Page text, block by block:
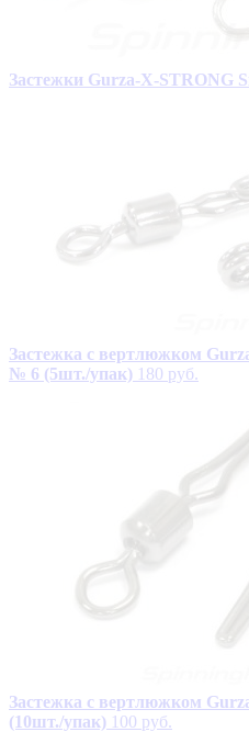
Застежки Gurza-X-STRONG
Застежка с вертлюжком
№ 6 (5шт./упак) 180 руб.
Застежка с вертлюжком
(10шт./упак) 100 руб.